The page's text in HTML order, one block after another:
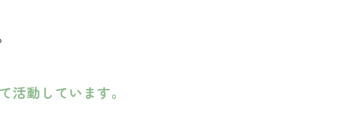
活動しています。